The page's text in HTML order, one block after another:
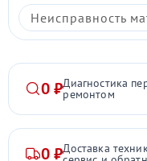
Неисправность
0 ₽Диагностика
ремонтом
0 ₽Доставка